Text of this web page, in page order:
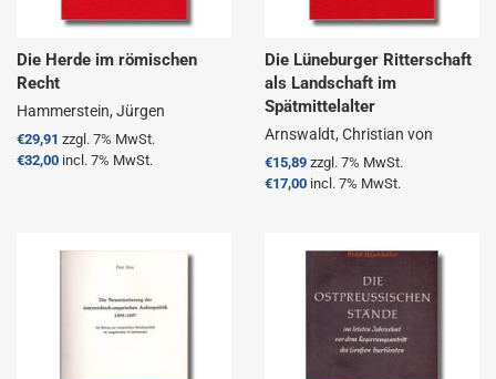
Die Herde im römischen
Recht
Hammerstein, Jürgen
Normaler
Preis
€29,91 zzgl. 7% MwSt.
€32,00 incl. 7% MwSt.
Die Lüneburger Ritterschaft
als Landschaft im
Spätmittelalter
Arnswaldt, Christian von
Normaler
Preis
€15,89 zzgl. 7% MwSt.
€17,00 incl. 7% MwSt.